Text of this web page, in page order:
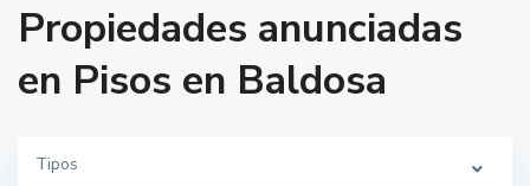
Propiedades anunciadas
en Pisos en Baldosa
Tipos